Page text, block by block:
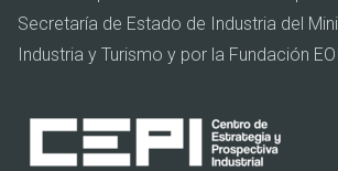
Secretaría de Estado de Industria del
Industria y Turismo y por la Fundación